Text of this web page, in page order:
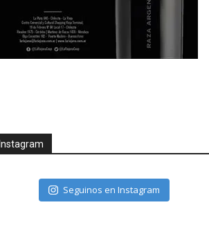
Instagram
Seguinos en Instagram